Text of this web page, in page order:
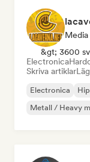
&gt; 3600
Electronica
Skriva artiklar
Electronica
Metall / Heavy